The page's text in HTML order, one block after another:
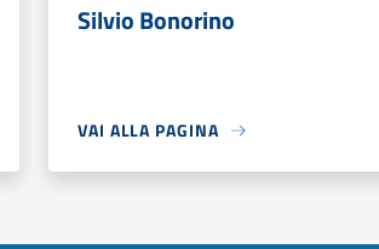
Silvio Bonorino
VAI ALLA PAGINA